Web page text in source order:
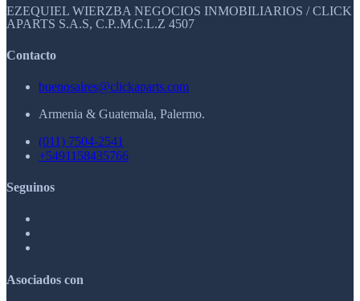
EZEQUIEL WIERZBA NEGOCIOS INMOBILIARIOS / CLICK
APARTS S.A.S, C.P..M.C.L.Z 4507
Contacto
buenosaires@clickaparts.com
Armenia & Guatemala, Palermo.
(011) 7504-2541
+5491158435766
Seguinos
Asociados con